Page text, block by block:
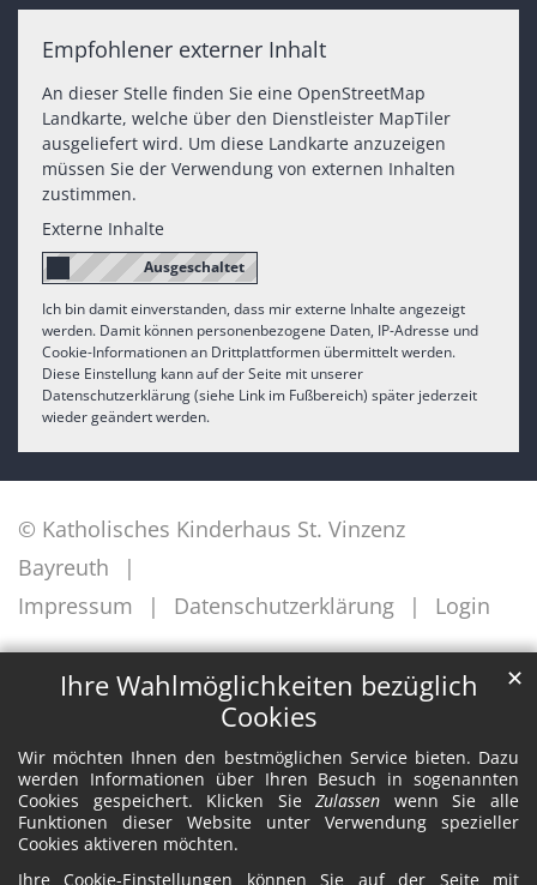
Ihre Wahlmöglichkeiten bezüglich
Cookies
Wir möchten Ihnen den bestmöglichen Service bieten. Dazu
werden Informationen über Ihren Besuch in sogenannten
Cookies gespeichert. Klicken SieZulassen wenn Sie alle
Funktionen dieser Website unter Verwendung spezieller
Cookies aktiveren möchten.
Ihre Cookie-Einstellungen können Sie auf der Seite mit
✕
Empfohlener externer Inhalt
An dieser Stelle finden Sie eine OpenStreetMap
Landkarte, welche über den Dienstleister MapTiler
ausgeliefert wird. Um diese Landkarte anzuzeigen
müssen Sie der Verwendung von externen Inhalten
zustimmen.
Externe Inhalte
Ich bin damit einverstanden, dass mir externe Inhalte angezeigt
werden. Damit können personenbezogene Daten, IP-Adresse und
Cookie-Informationen an Drittplattformen übermittelt werden.
Diese Einstellung kann auf der Seite mit unserer
Datenschutzerklärung (siehe Link im Fußbereich) später jederzeit
wieder geändert werden.
© Katholisches Kinderhaus St. Vinzenz
Bayreuth
Impressum
Datenschutzerklärung Login